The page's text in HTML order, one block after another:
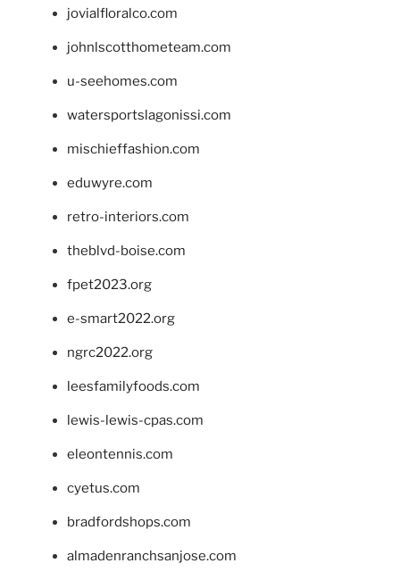
jovialfloralco.com
johnlscotthometeam.com
u-seehomes.com
watersportslagonissi.com
mischieffashion.com
eduwyre.com
retro-interiors.com
theblvd-boise.com
fpet2023.org
e-smart2022.org
ngrc2022.org
leesfamilyfoods.com
lewis-lewis-cpas.com
eleontennis.com
cyetus.com
bradfordshops.com
almadenranchsanjose.com